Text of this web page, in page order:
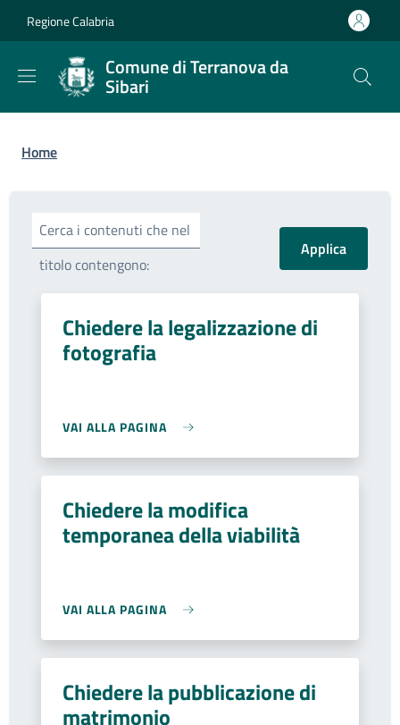
Regione Calabria
Comune di Terranova da
Sibari
Briciole di pane
Home
Cerca i contenuti che nel
titolo contengono:
Chiedere la legalizzazione di
fotografia
VAI ALLA PAGINA
Chiedere la modifica
temporanea della viabilità
VAI ALLA PAGINA
Chiedere la pubblicazione di
matrimonio